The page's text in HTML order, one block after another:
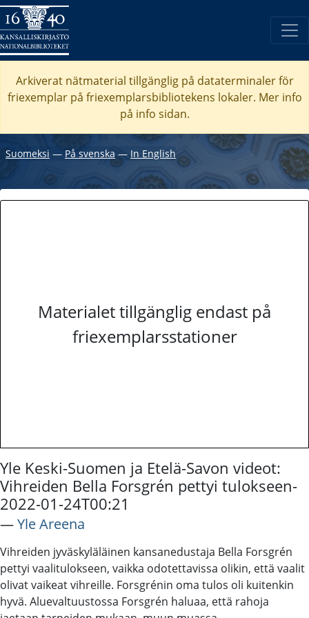
Arkiverat nätmaterial tillgänglig på dataterminaler för
friexemplar på friexemplarsbibliotekens lokaler. Mer info
på info sidan.
Suomeksi ― På svenska ― In English
Materialet tillgänglig endast på
friexemplarsstationer
Yle Keski-Suomen ja Etelä-Savon videot:
Vihreiden Bella Forsgrén pettyi tulokseen-
2022-01-24T00:21
―Yle Areena
Vihreiden jyväskyläläinen kansanedustaja Bella Forsgrén
pettyi vaalitulokseen, vaikka odotettavissa olikin, että vaalit
olivat vaikeat vihreille. Forsgrénin oma tulos oli kuitenkin
hyvä. Aluevaltuustossa Forsgrén haluaa, että rahoja